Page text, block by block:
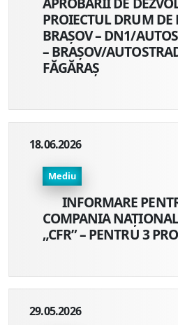
PROIECTUL DRUM DE
BRAȘOV – DN1/
– BRAȘOV/
FĂGĂRAȘ
18.06.2026
Mediu
INFORMARE
COMPANIA
„CFR” – PENTRU 3
29.05.2026